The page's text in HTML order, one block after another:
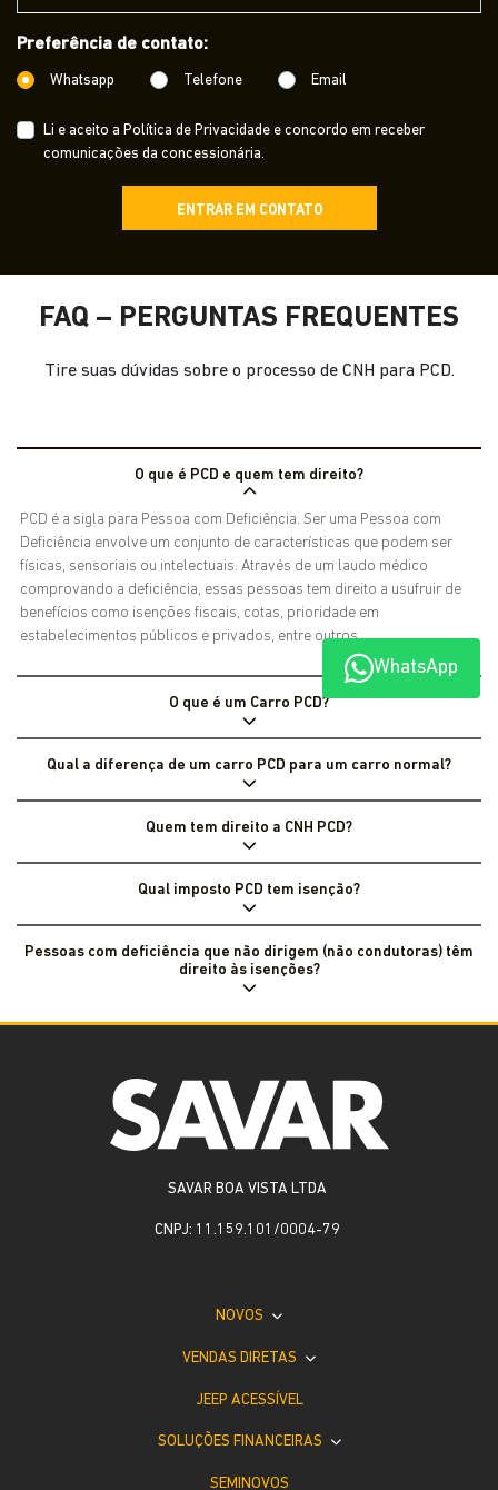
Preferência de contato:
Whatsapp Telefone Email
Li e aceito a Política de Privacidade e concordo em receber
comunicações da concessionária.
ENTRAR EM CONTATO
FAQ – PERGUNTAS FREQUENTES
Tire suas dúvidas sobre o processo de CNH para PCD.
O que é PCD e quem tem direito?
PCD é a sigla para Pessoa com Deficiência. Ser uma Pessoa com
Deficiência envolve um conjunto de características que podem ser
físicas, sensoriais ou intelectuais. Através de um laudo médico
comprovando a deficiência, essas pessoas tem direito a usufruir de
benefícios como isenções fiscais, cotas, prioridade em
estabelecimentos públicos e privados, entre outros.
O que é um Carro PCD?
Qual a diferença de um carro PCD para um carro normal?
Quem tem direito a CNH PCD?
Qual imposto PCD tem isenção?
Pessoas com deficiência que não dirigem (não condutoras) têm
direito às isenções?
WhatsApp
SAVAR BOA VISTA LTDA
CNPJ: 11.159.101/0004-79
NOVOS
VENDAS DIRETAS
JEEP ACESSÍVEL
SOLUÇÕES FINANCEIRAS
SEMINOVOS